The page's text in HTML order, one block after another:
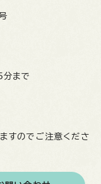
まで
すのでご注意くださ